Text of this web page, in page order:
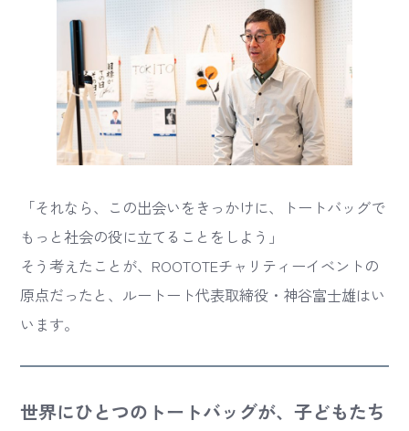
「それなら、この出会いをきっかけに、トートバッグで
もっと社会の役に立てることをしよう」
そう考えたことが、ROOTOTEチャリティーイベントの
原点だったと、ルートート代表取締役・神谷富士雄はい
います。
世界にひとつのトートバッグが、子どもたち